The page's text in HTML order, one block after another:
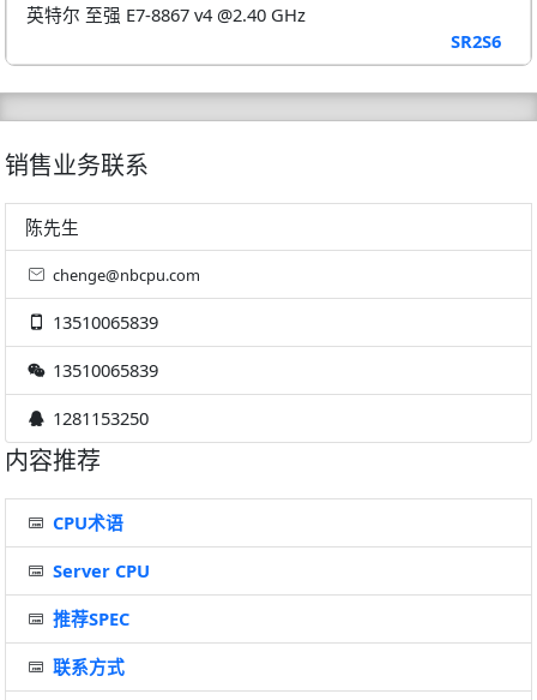
英特尔 至强 E7-8867 v4 @2.40 GHz
SR2S6
销售业务联系
陈先生
chenge@nbcpu.com
13510065839
13510065839
1281153250
内容推荐
CPU术语
Server CPU
推荐SPEC
联系方式